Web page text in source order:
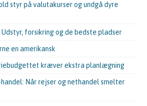
styr på valutakurser og undgå dyre
Udstyr, forsikring og de bedste pladser
en amerikansk
kræver ekstra planlægning
Når rejser og nethandel smelter